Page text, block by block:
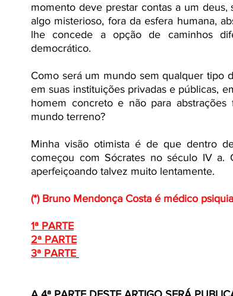
momento deve prestar contas a um
algo misterioso, fora da esfera humana,
lhe concede a opção de caminhos
democrático.
Como será um mundo sem qualquer tipo
em suas instituições privadas e públicas,
homem concreto e não para
mundo terreno?
Minha visão otimista é de que dentro
começou com Sócrates no século IV
aperfeiçoando talvez muito lentamente.
(*) Bruno Mendonça Costa é médico
1ª PARTE
2ª PARTE
3ª PARTE